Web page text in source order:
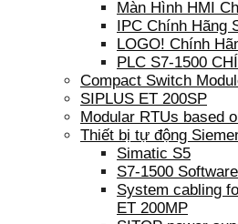
Màn Hình HMI
IPC Chính Hãng
LOGO! Chính
PLC S7-1500
Compact Switch
SIPLUS ET 200SP
Modular RTUs based
Thiết bị tự động
Simatic S5
S7-1500 Software
System cabling
ET 200MP